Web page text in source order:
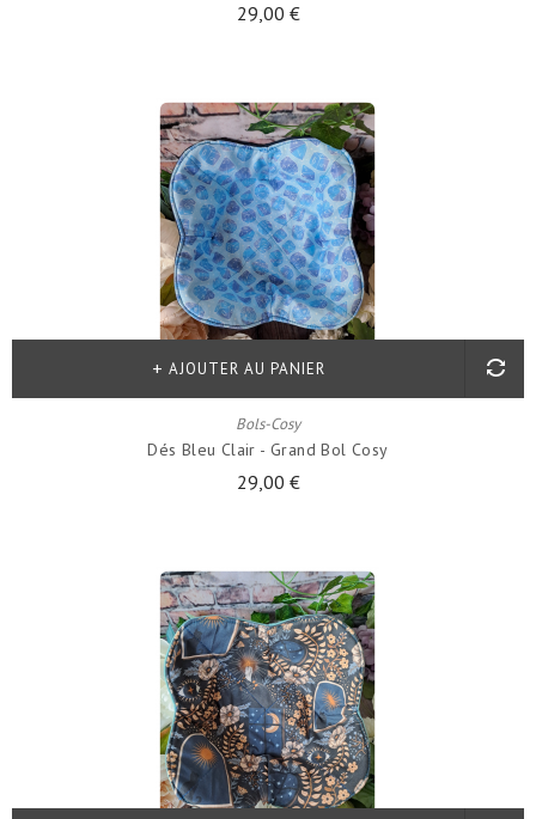
29,00 €
Bols-Cosy
Dés Bleu Clair - Grand Bol Cosy
29,00 €
AJOUTER AU PANIER